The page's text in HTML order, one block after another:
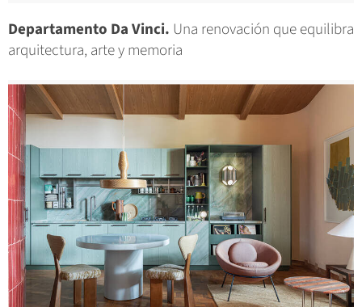
Departamento Da Vinci. Una renovación que equilibra
arquitectura, arte y memoria